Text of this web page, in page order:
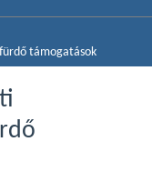
támogatások